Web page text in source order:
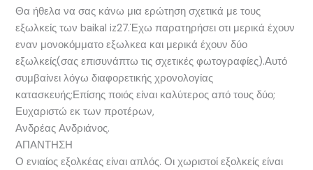
Θα ήθελα να σας κάνω μια ερώτηση σχετικά με τους
εξωλκείς των baikal iz27.Έχω παρατηρήσει οτι μερικά έχουν
εναν μονοκόμματο εξωλκεα και μερικά έχουν δύο
εξωλκείς(σας επισυνάπτω τις σχετικές φωτογραφίες).Αυτό
συμβαίνει λόγω διαφορετικής χρονολογίας
κατασκευής;Επίσης ποιός είναι καλύτερος από τους δύο;
Ευχαριστώ εκ των προτέρων,
Ανδρέας Ανδριάνος.
ΑΠΑΝΤΗΣΗ
Ο ενιαίος εξολκέας είναι απλός. Οι χωριστοί εξολκείς είναι